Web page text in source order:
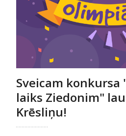
Sveicam konkursa
laiks Ziedonim"
Krēsliņu!